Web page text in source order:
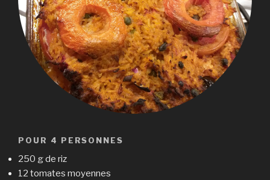
POUR 4 PERSONNES
250 g de riz
12 tomates moyennes